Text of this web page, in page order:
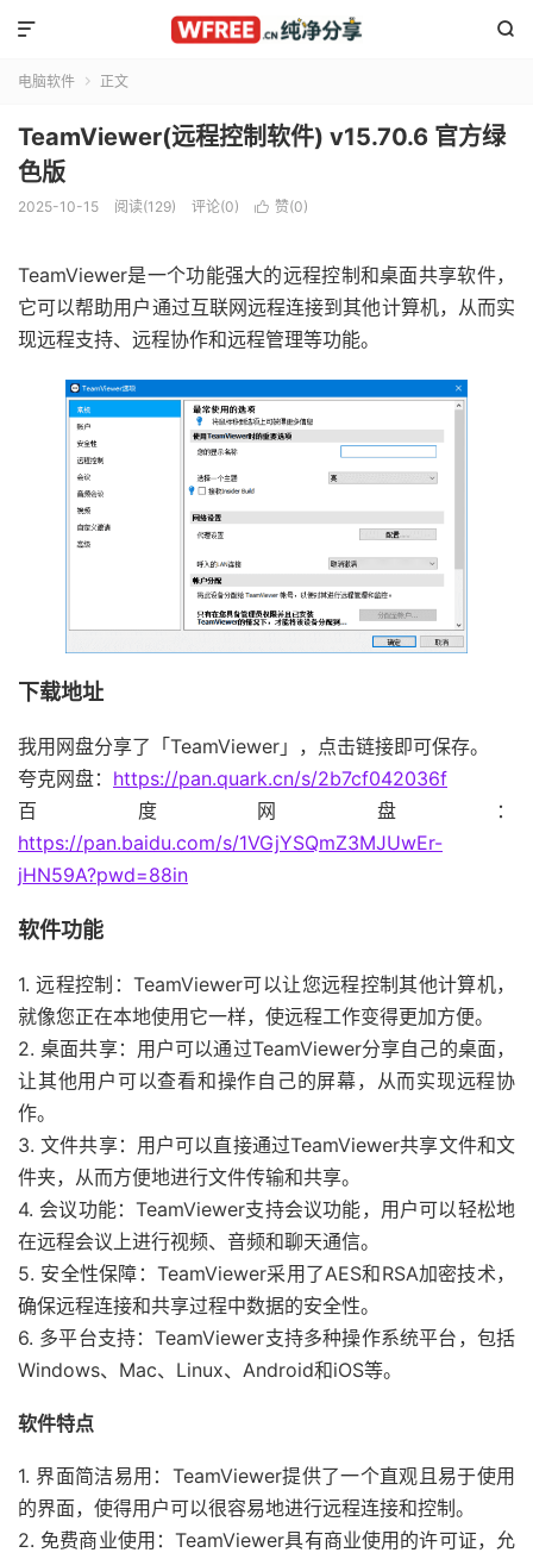


电脑软件  正文
TeamViewer(远程控制软件) v15.70.6 官方绿
色版
2025-10-15 阅读(129) 评论(0)  赞(0)
TeamViewer是一个功能强大的远程控制和桌面共享软件，
它可以帮助用户通过互联网远程连接到其他计算机，从而实
现远程支持、远程协作和远程管理等功能。
下载地址
我用网盘分享了「TeamViewer」，点击链接即可保存。
夸克网盘： https://pan.quark.cn/s/2b7cf042036f
百度网盘：
https://pan.baidu.com/s/1VGjYSQmZ3MJUwEr-
jHN59A?pwd=88in
软件功能
1. 远程控制：TeamViewer可以让您远程控制其他计算机，
就像您正在本地使用它一样，使远程工作变得更加方便。
2. 桌面共享：用户可以通过TeamViewer分享自己的桌面，
让其他用户可以查看和操作自己的屏幕，从而实现远程协
作。
3. 文件共享：用户可以直接通过TeamViewer共享文件和文
件夹，从而方便地进行文件传输和共享。
4. 会议功能：TeamViewer支持会议功能，用户可以轻松地
在远程会议上进行视频、音频和聊天通信。
5. 安全性保障：TeamViewer采用了AES和RSA加密技术，
确保远程连接和共享过程中数据的安全性。
6. 多平台支持：TeamViewer支持多种操作系统平台，包括
Windows、Mac、Linux、Android和iOS等。
软件特点
1. 界面简洁易用：TeamViewer提供了一个直观且易于使用
的界面，使得用户可以很容易地进行远程连接和控制。
2. 免费商业使用：TeamViewer具有商业使用的许可证，允